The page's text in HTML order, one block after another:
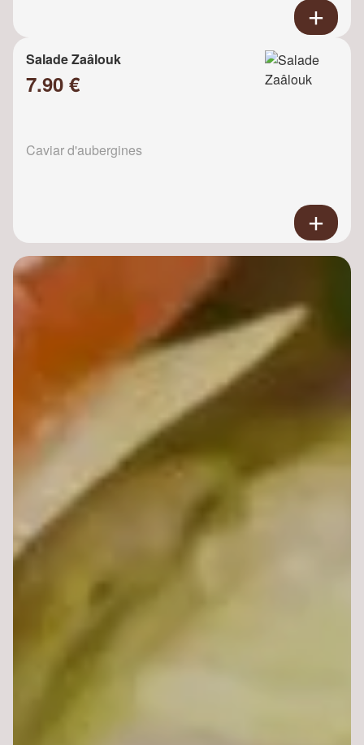
Salade Zaâlouk
7.90 €
Caviar d'aubergines